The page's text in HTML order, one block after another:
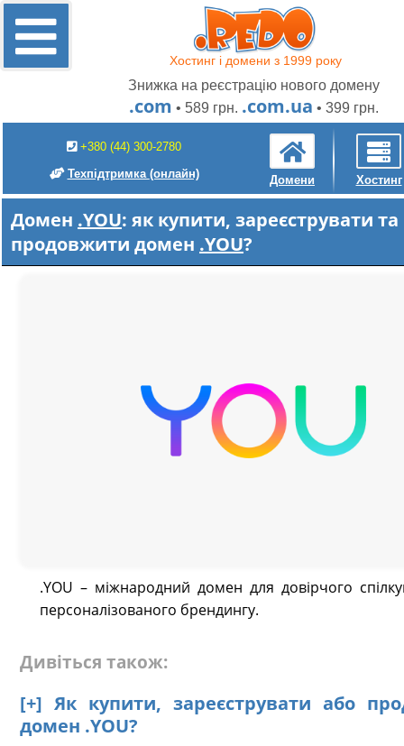
Хостинг і домени з 1999 року
Знижка на реєстрацію нового домену
.com • 589 грн. .com.ua • 399 грн.
+380 (44) 300-2780
Техпідтримка (онлайн) Домени Хостинг
Домен .YOU: як купити, зареєструвати та
продовжити домен .YOU?
.YOU – міжнародний домен для довірчого
персоналізованого брендингу.
Дивіться також:
[+] Як купити, зареєструвати або
домен .YOU?